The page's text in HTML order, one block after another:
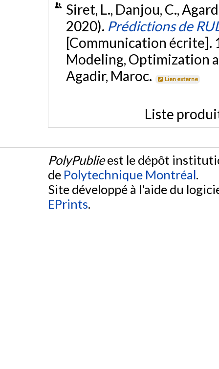
Siret, L., Danjou, C.,
2020). Prédictions de
[Communication
Modeling, Optimization
Agadir, Maroc.
Lien externe
Liste
PolyPublieest le dépôt
de Polytechnique Montréal.
Site développé à l'aide du
EPrints.